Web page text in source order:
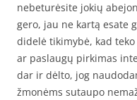
nebeturėsite jokių
gero, jau ne kartą esate
didelė tikimybė, kad
ar paslaugų pirkimas
dar ir dėlto, jog
žmonėms sutaupo